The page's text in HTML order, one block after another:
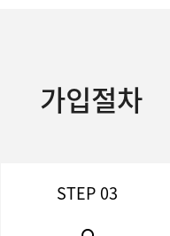
가입절차
STEP 03